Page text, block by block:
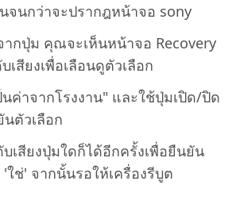
จนกว่าจะปรากฎหน้าจอ sony
กปุ่ม คุณจะเห็นหน้าจอ Recovery
เสียงเพื่อเลือนดูตัวเลือก
นค่าจากโรงงาน" และใช้ปุ่มเปิด/ปิด
นตัวเลือก
เสียงปุ่มใดก็ได้อีกครั้งเพื่อยืนยัน
ใช่' จากนั้นรอให้เครื่องรีบูต